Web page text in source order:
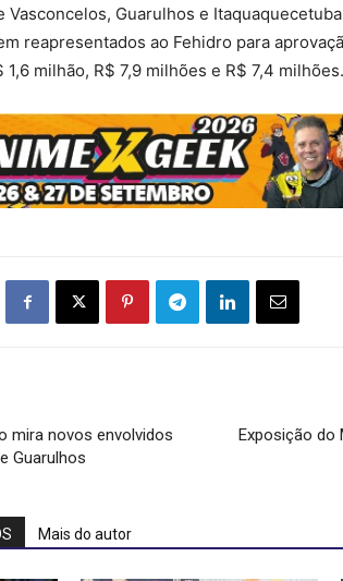
Vasconcelos, Guarulhos e
reapresentados ao Fehidro para
milhão, R$ 7,9 milhões e R$ 7,4 milhões.
mira novos envolvidos
Guarulhos
Exposição do
Mais do autor